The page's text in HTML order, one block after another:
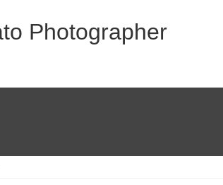
Photographer